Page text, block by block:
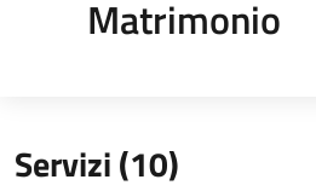
Matrimonio
Servizi (10)